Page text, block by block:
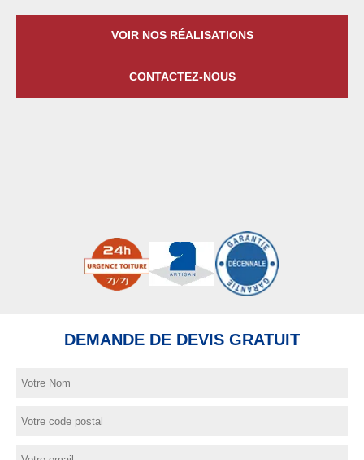
VOIR NOS RÉALISATIONS
CONTACTEZ-NOUS
DEMANDE DE DEVIS GRATUIT